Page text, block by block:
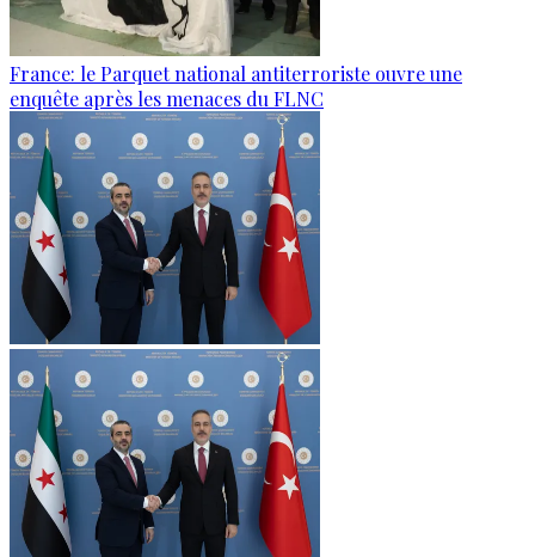
France: le Parquet national antiterroriste ouvre une
enquête après les menaces du FLNC